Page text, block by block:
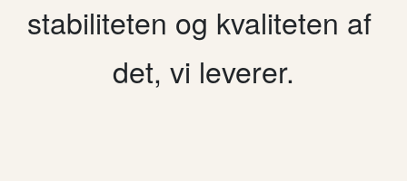
stabiliteten og kvaliteten af ​​
det, vi leverer.